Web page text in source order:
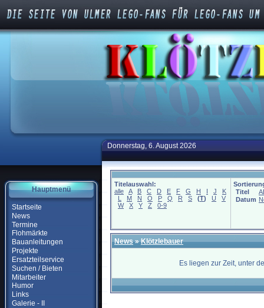
Hauptmenü
Startseite
News
Termine
Flohmärkte
Bauanleitungen
Projekte
Ersatzteilservice
Suchen / Bieten
Mitarbeiter
Humor
Links
Galerie - II
Donnerstag, 6. August 2026
Titelauswahl:
alle
A B C D E F G H I J
K
L
M N O P Q R S (T) U
V
W
X Y Z 0-9
Titel
Datum
News»Klötzlebauer
Es liegen zur Zeit, unter